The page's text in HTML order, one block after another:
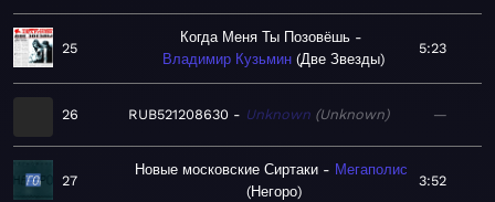
25
Когда Меня Ты Позовёшь
Владимир Кузьмин Две Звезды
5:23
26 RUB521208630 Unknown Unknown —
27
Новые московские Сиртаки
Мегаполис
Негоро
3:52